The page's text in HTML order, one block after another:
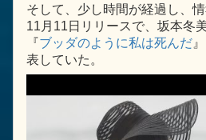
そして、少し時間が経過し、情
11月11日リリースで、坂本冬
『ブッダのように私は死んだ
表していた。